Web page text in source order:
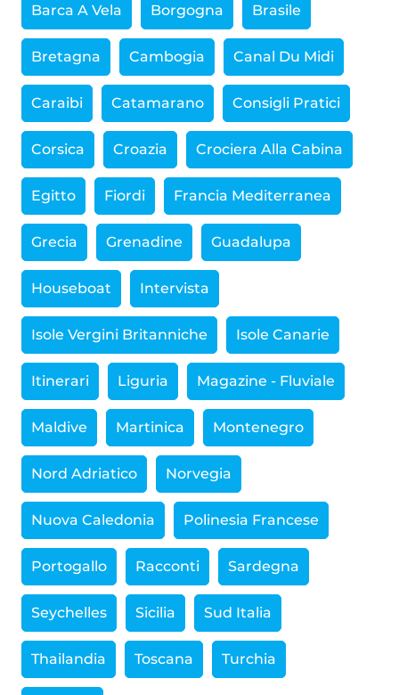
Barca A Vela Borgogna Brasile
Bretagna Cambogia Canal Du Midi
Caraibi Catamarano Consigli Pratici
Corsica Croazia Crociera Alla Cabina
Egitto Fiordi Francia Mediterranea
Grecia Grenadine Guadalupa
Houseboat Intervista
Isole Vergini Britanniche Isole Canarie
Itinerari Liguria Magazine - Fluviale
Maldive Martinica Montenegro
Nord Adriatico Norvegia
Nuova Caledonia Polinesia Francese
Portogallo Racconti Sardegna
Seychelles Sicilia Sud Italia
Thailandia Toscana Turchia